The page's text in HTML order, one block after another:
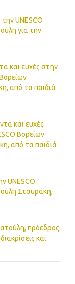
UNESCO
για την
και ευχές στην
από τα παιδιά
και ευχές
Βορείων
από τα παιδιά
UNESCO
Σταυράκη,
πρόεδρος
και